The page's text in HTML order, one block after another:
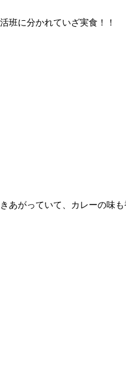
班に分かれていざ実食！！
あがっていて、カレーの味